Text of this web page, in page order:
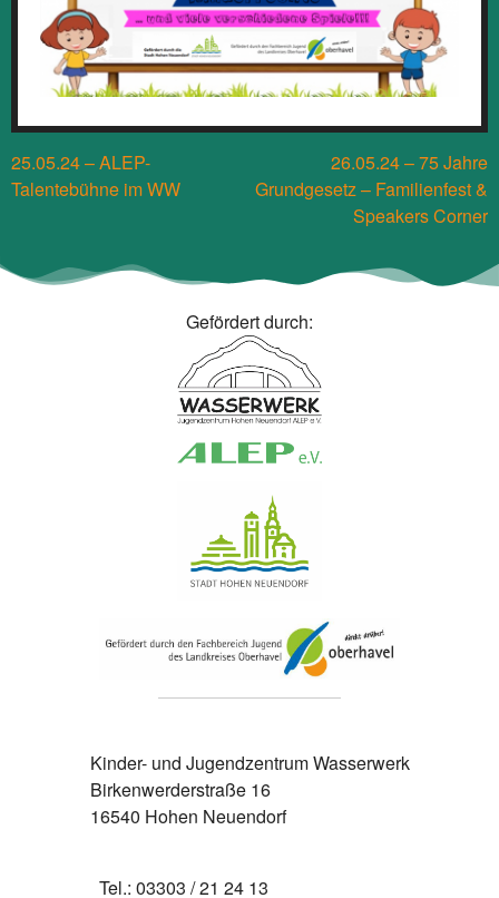
Beitragsnavigation
25.05.24 – ALEP-
Talentebühne im WW
26.05.24 – 75 Jahre
Grundgesetz – Familienfest &
Speakers Corner
Gefördert durch:
Kinder- und Jugendzentrum Wasserwerk
Birkenwerderstraße 16
16540 Hohen Neuendorf
Tel.: 03303 / 21 24 13